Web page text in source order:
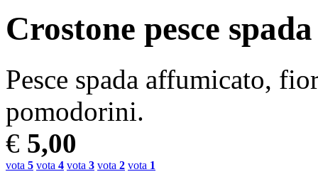
Crostone pesce spada
Pesce spada affumicato,
pomodorini.
€ 5,00
vota 5 vota 4 vota 3 vota 2 vota 1